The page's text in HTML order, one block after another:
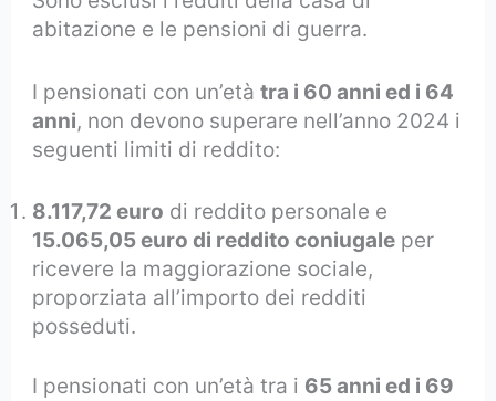
abitazione e le pensioni di guerra.
I pensionati con un’etàtra i 60 anni ed i 64
anni, non devono superare nell’anno 2024 i
seguenti limiti di reddito:
8.117,72 euro di reddito personale e
15.065,05 euro di reddito coniugale per
ricevere la maggiorazione sociale,
proporziata all’importo dei redditi
posseduti.
I pensionati con un’età tra i 65 anni ed i 69